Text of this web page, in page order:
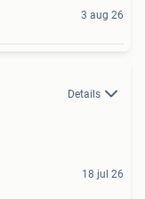
3 aug 26
Details
18 jul 26